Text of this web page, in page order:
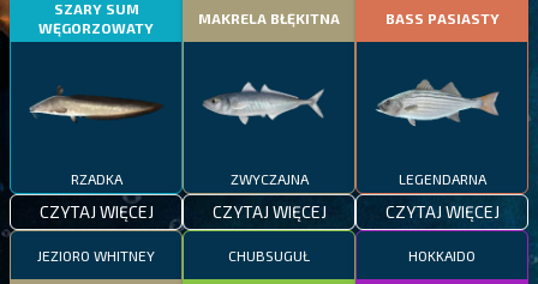
SZARY SUM
WĘGORZOWATY
RZADKA
CZYTAJ WIĘCEJ
MAKRELA BŁĘKITNA
ZWYCZAJNA
CZYTAJ WIĘCEJ
BASS PASIASTY
LEGENDARNA
CZYTAJ WIĘCEJ
JEZIORO WHITNEY CHUBSUGUŁ HOKKAIDO